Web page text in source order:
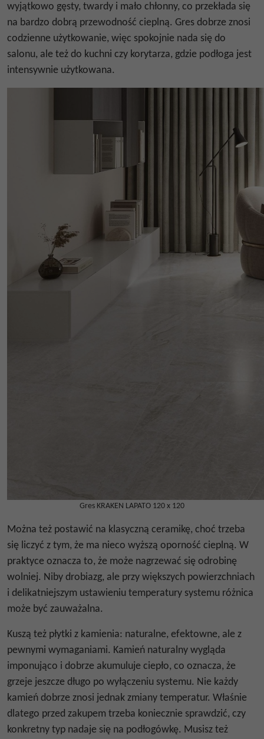
wyjątkowo gęsty, twardy i mało chłonny, co przekłada się
na bardzo dobrą przewodność cieplną. Gres dobrze znosi
codzienne użytkowanie, więc spokojnie nada się do
salonu, ale też do kuchni czy korytarza, gdzie podłoga jest
intensywnie użytkowana.
Gres KRAKEN LAPATO 120 x 120
Można też postawić na klasyczną ceramikę, choć trzeba
się liczyć z tym, że ma nieco wyższą oporność cieplną. W
praktyce oznacza to, że może nagrzewać się odrobinę
wolniej. Niby drobiazg, ale przy większych powierzchniach
i delikatniejszym ustawieniu temperatury systemu różnica
może być zauważalna.
Kuszą też płytki z kamienia: naturalne, efektowne, ale z
pewnymi wymaganiami. Kamień naturalny wygląda
imponująco i dobrze akumuluje ciepło, co oznacza, że
grzeje jeszcze długo po wyłączeniu systemu. Nie każdy
kamień dobrze znosi jednak zmiany temperatur. Właśnie
dlatego przed zakupem trzeba koniecznie sprawdzić, czy
konkretny typ nadaje się na podłogówkę. Musisz też